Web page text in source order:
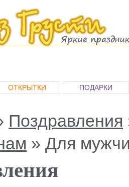
ОТКРЫТКИ
ПОДАРКИ
Поздравления
» Для